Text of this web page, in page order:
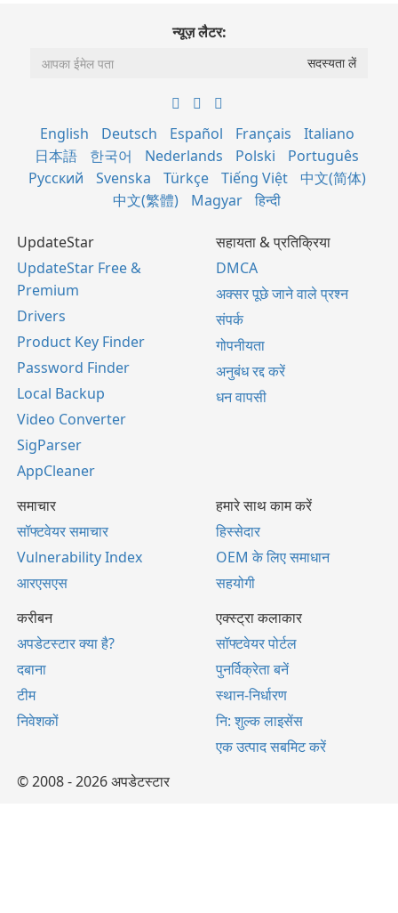
न्यूज़ लैटर:
English Deutsch Español Français
Italiano
日本語
한국어 Nederlands Polski
Português
Русский
Svenska Türkçe Tiếng Việt
中文(简体)
中文(繁體)
Magyar हिन्दी
UpdateStar
UpdateStar Free &
Premium
Drivers
Product Key Finder
Password Finder
Local Backup
Video Converter
SigParser
AppCleaner
सहायता & प्रतिक्रिया
DMCA
अक्सर पूछे जाने वाले प्रश्न
संपर्क
गोपनीयता
अनुबंध रद्द करें
धन वापसी
समाचार
सॉफ्टवेयर समाचार
Vulnerability Index
आरएसएस
हमारे साथ काम करें
हिस्सेदार
OEM के लिए समाधान
सहयोगी
करीबन
अपडेटस्टार क्या है?
दबाना
टीम
निवेशकों
एक्स्ट्रा कलाकार
सॉफ्टवेयर पोर्टल
पुनर्विक्रेता बनें
स्थान-निर्धारण
नि: शुल्क लाइसेंस
एक उत्पाद सबमिट करें
© 2008 - 2026 अपडेटस्टार